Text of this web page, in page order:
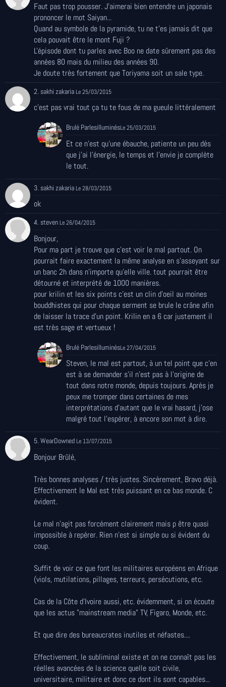
Faut pas trop pousser. J'aimerai bien entendre un japonais
prononcer le mot Saiyan...
Quand au symbole de la pyramide, tu ne t'es jamais dit que
cela pouvait être le mont Fuji ?
L'épisode dont tu parles avec Boo ne date sûrement pas des
années 80 mais du milieu des années 90.
Je doute très fortement que Toriyama soit un sale type.
2. sakhi zakaria Le 25/03/2015
c'est pas vrai tout ça tu te fous de ma gueule littéralement
Brulé ParlesilluminésLe 25/03/2015
Et ce n'est qu'une ébauche, patiente un peu dès
que j'ai l'énergie, le temps et l'envie je complète
le tout.
3. sakhi zakaria Le 28/03/2015
ok
4. steven Le 26/04/2015
Bonjour,
Pour ma part je trouve que c'est voir le mal partout. On
pourrait faire exactement la même analyse en s'asseyant sur
un banc 2h dans n'importe qu'elle ville. tout pourrait être
détourné et interprété de 1000 manières.
pour krilin et les six points c'est un clin d'oeil au moines
bouddhistes qui pour chaque serment se brule le crâne afin
de laisser la trace d'un point. Krilin en a 6 car justement il
est très sage et vertueux !
Brulé ParlesilluminésLe 27/04/2015
Steven, le mal est partout, à un tel point que c'en
est à se demander s'il n'est pas à l'origine de
tout dans notre monde, depuis toujours. Après je
peux me tromper dans certaines de mes
interprétations d'autant que le vrai hasard, j'ose
malgré tout l'espérer, à encore son mot à dire.
5. WearDowned Le 13/07/2015
Bonjour Brûlé,
Très bonnes analyses / très justes. Sincèrement, Bravo déjà.
Effectivement le Mal est très puissant en ce bas monde. C
évident.
Le mal n'agit pas forcément clairement mais p être quasi
impossible à repérer. Rien n'est si simple ou si évident du
coup.
Suffit de voir ce que font les militaires européens en Afrique
(viols, mutilations, pillages, terreurs, persécutions, etc.
Cas de la Côte d’Ivoire aussi, etc. évidemment, si on écoute
que les actus "mainstream media" TV, Figaro, Monde, etc.
Et que dire des bureaucrates inutiles et néfastes....
Effectivement, le subliminal existe et on ne connaît pas les
réelles avancées de la science quelle soit civile,
universitaire, militaire et donc ce dont ils sont capables...